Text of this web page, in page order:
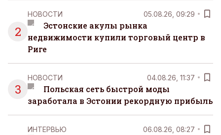
2
НОВОСТИ 05.08.26, 09:29
Эстонские акулы рынка
недвижимости купили торговый центр в
Риге
3
НОВОСТИ 04.08.26, 11:37
Польская сеть быстрой моды
заработала в Эстонии рекордную прибыль
ИНТЕРВЬЮ 06.08.26, 08:27